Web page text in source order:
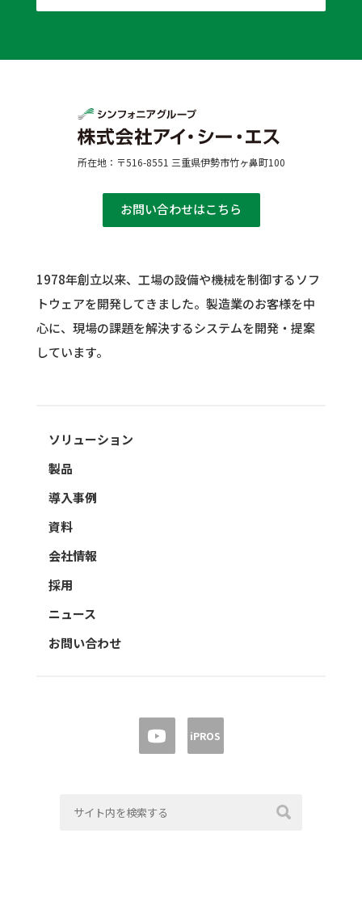
所在地：〒516-8551 三重県伊勢市竹ヶ鼻町100
お問い合わせはこちら
1978年創立以来、工場の設備や機械を制御するソフ
トウェアを開発してきました。 製造業のお客様を中
心に、現場の課題を解決するシステムを開発・提案
しています。
ソリューション
製品
導入事例
資料
会社情報
採用
ニュース
お問い合わせ
iPROS